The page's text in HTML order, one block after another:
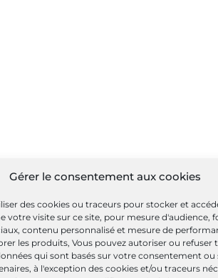
Gérer le consentement aux cookies
des cookies ou traceurs pour stocker et
votre visite sur ce site, pour mesure d'audience,
contenu personnalisé et mesure de
les produits, Vous pouvez autoriser ou refuser
qui sont basés sur votre consentement ou
à l'exception des cookies et/ou traceurs